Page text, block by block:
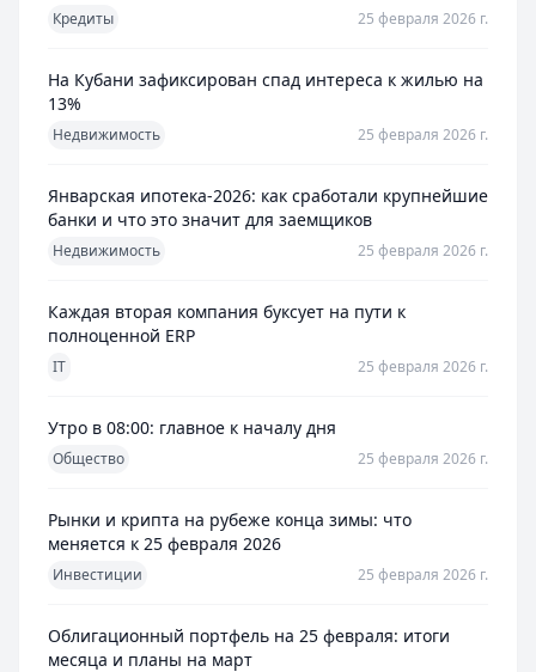
Кредиты 25 февраля 2026 г.
На Кубани зафиксирован спад интереса к жилью на
13%
Недвижимость 25 февраля 2026 г.
Январская ипотека-2026: как сработали крупнейшие
банки и что это значит для заемщиков
Недвижимость 25 февраля 2026 г.
Каждая вторая компания буксует на пути к
полноценной ERP
IT 25 февраля 2026 г.
Утро в 08:00: главное к началу дня
Общество 25 февраля 2026 г.
Рынки и крипта на рубеже конца зимы: что
меняется к 25 февраля 2026
Инвестиции 25 февраля 2026 г.
Облигационный портфель на 25 февраля: итоги
месяца и планы на март